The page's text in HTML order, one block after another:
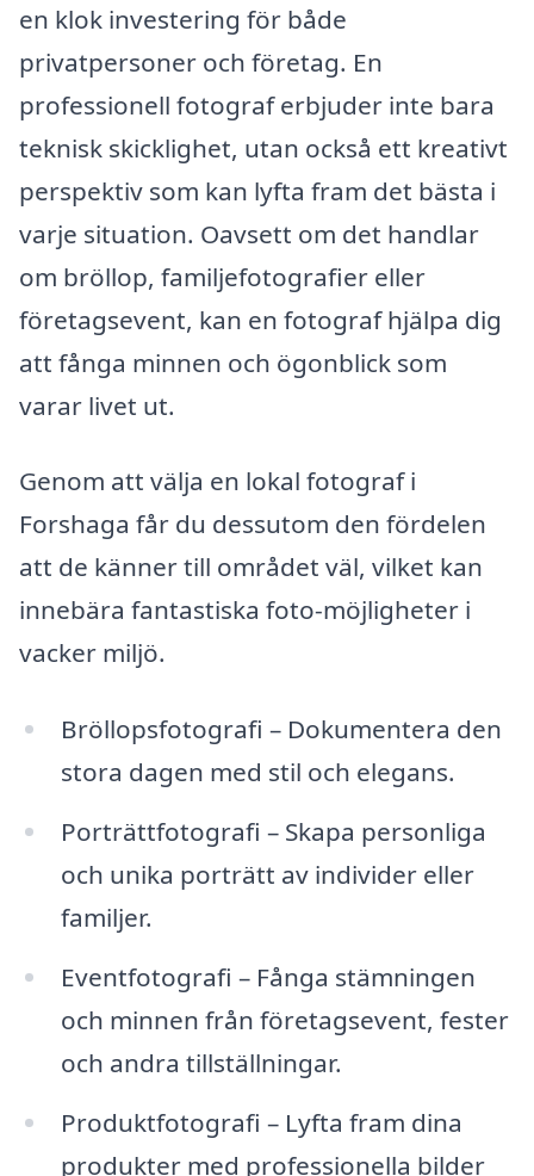
en klok investering för både
privatpersoner och företag. En
professionell fotograf erbjuder inte bara
teknisk skicklighet, utan också ett kreativt
perspektiv som kan lyfta fram det bästa i
varje situation. Oavsett om det handlar
om bröllop, familjefotografier eller
företagsevent, kan en fotograf hjälpa dig
att fånga minnen och ögonblick som
varar livet ut.
Genom att välja en lokal fotograf i
Forshaga får du dessutom den fördelen
att de känner till området väl, vilket kan
innebära fantastiska foto-möjligheter i
vacker miljö.
Bröllopsfotografi – Dokumentera den
stora dagen med stil och elegans.
Porträttfotografi – Skapa personliga
och unika porträtt av individer eller
familjer.
Eventfotografi – Fånga stämningen
och minnen från företagsevent, fester
och andra tillställningar.
Produktfotografi – Lyfta fram dina
produkter med professionella bilder